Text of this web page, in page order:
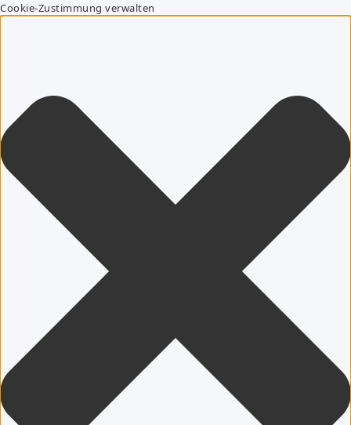
Cookie-Zustimmung verwalten